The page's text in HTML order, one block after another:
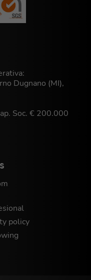
Dugnano (MI),
Soc. € 200.000
policy